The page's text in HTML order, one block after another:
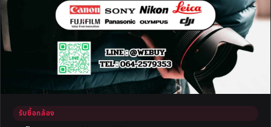
รับซื้อกล้อง